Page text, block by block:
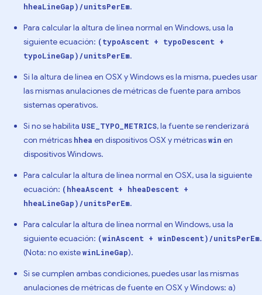
hheaLineGap)/unitsPerEm.
Para calcular la altura de línea normal en Windows, usa la
siguiente ecuación: (typoAscent + typoDescent +
typoLineGap)/unitsPerEm.
Si la altura de línea en OSX y Windows es la misma, puedes usar
las mismas anulaciones de métricas de fuente para ambos
sistemas operativos.
Si no se habilita USE_TYPO_METRICS, la fuente se renderizará
con métricas hhea en dispositivos OSX y métricaswin en
dispositivos Windows.
Para calcular la altura de línea normal en OSX, usa la siguiente
ecuación: (hheaAscent + hheaDescent +
hheaLineGap)/unitsPerEm.
Para calcular la altura de línea normal en Windows, usa la
siguiente ecuación: (winAscent + winDescent)/unitsPerEm.
(Nota: no existewinLineGap).
Si se cumplen ambas condiciones, puedes usar las mismas
anulaciones de métricas de fuente en OSX y Windows: a)